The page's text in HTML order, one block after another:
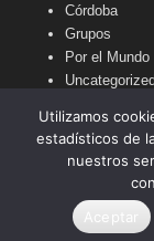
Córdoba
Grupos
Por el Mundo
Uncategorized
Copyright
Utilizamos
estadísticos de
nuestros
Aceptar